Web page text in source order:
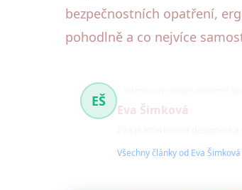
bezpečnostních opatření,
pohodlně a co nejvíce
EŠ
Eva Šimková
Všechny články od Eva